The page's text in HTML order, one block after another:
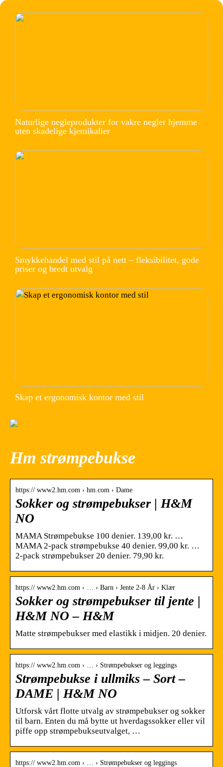
Naturlige negleprodukter for vakre negler hjemme
uten skadelige kjemikalier
Smykkehandel med stil på nett – fleksibilitet, gode
priser og bredt utvalg
Skap et ergonomisk kontor med stil
Hm strømpebukse
https:// www2.hm.com › hm.com › Dame
Sokker og strømpebukser | H&M
NO
MAMA Strømpebukse 100 denier. 139,00 kr. …
MAMA 2-pack strømpebukse 40 denier. 99,00 kr. …
2-pack strømpebukser 20 denier. 79,90 kr.
https:// www2.hm.com › … › Barn › Jente 2-8 År › Klær
Sokker og strømpebukser til jente |
H&M NO – H&M
Matte strømpebukser med elastikk i midjen. 20 denier.
https:// www2.hm.com › … › Strømpebukser og leggings
Strømpebukse i ullmiks – Sort –
DAME | H&M NO
Utforsk vårt flotte utvalg av strømpebukser og sokker
til barn. Enten du må bytte ut hverdagssokker eller vil
piffe opp strømpebukseutvalget, …
https:// www2.hm.com › … › Strømpebukser og leggings